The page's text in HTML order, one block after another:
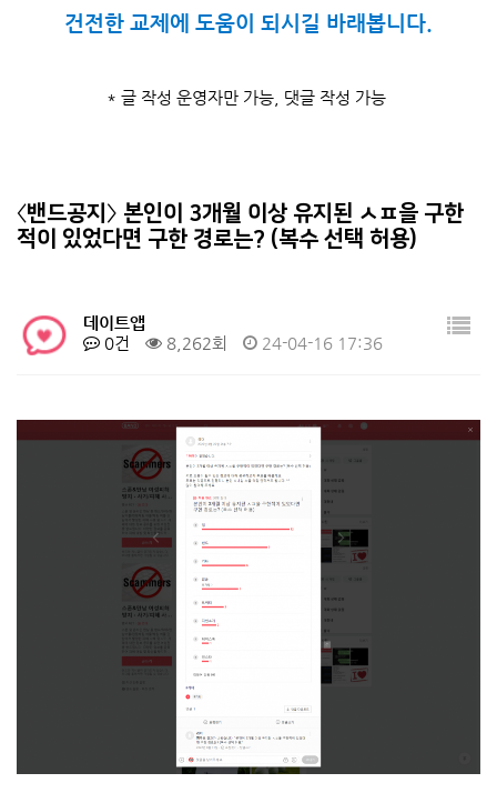
건전한 교제에 도움이 되시길 바래봅니다.
* 글 작성 운영자만 가능, 댓글 작성 가능
〈밴드공지〉 본인이 3개월 이상 유지된 ㅅㅍ을 구한
적이 있었다면 구한 경로는? (복수 선택 허용)
데이트앱
0건
8,262회 24-04-16 17:36